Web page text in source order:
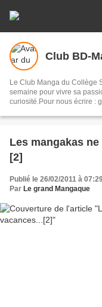
Club BD-
Le Club Manga du Collège
semaine pour vivre sa
curiosité.Pour nous écrire :
Aubenas
Les mangakas
[2]
Publié le 26/02/2011 à
Par Le grand Mangaque